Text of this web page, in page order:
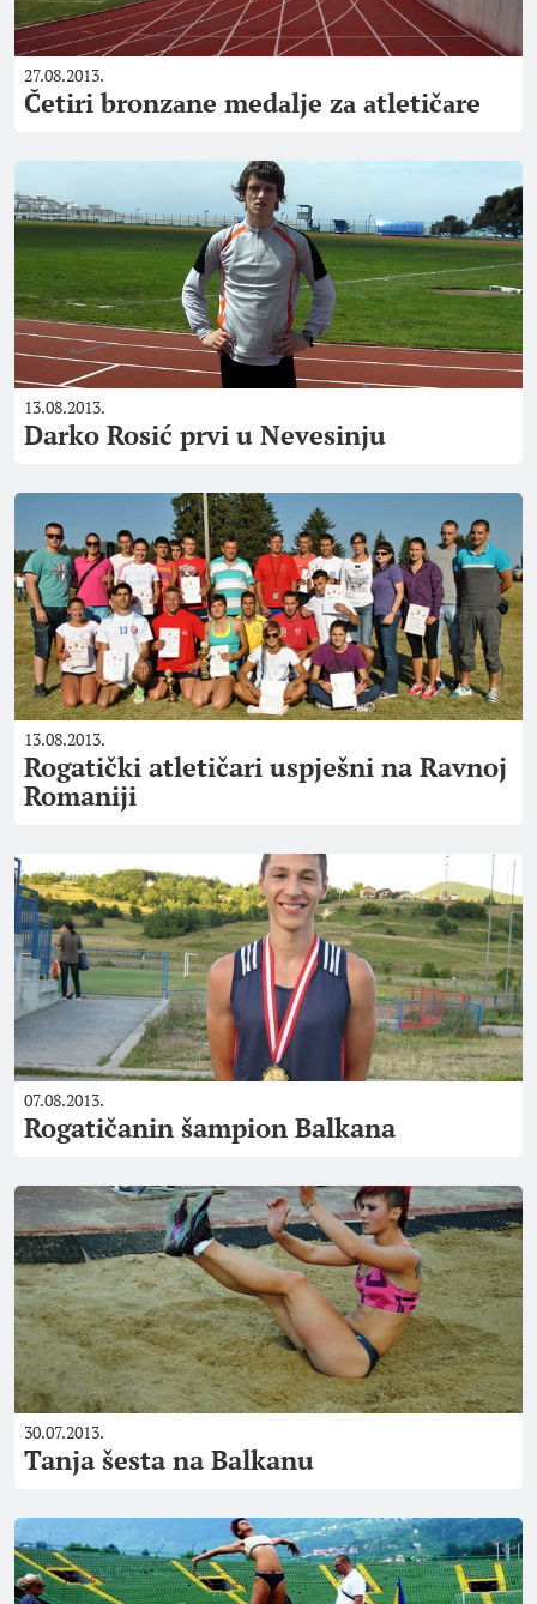
27.08.2013.
Četiri bronzаne medаlje zа аtletičаre
13.08.2013.
Darko Rosić prvi u Nevesinju
13.08.2013.
Rogatički atletičari uspješni na Ravnoj
Romaniji
07.08.2013.
Rogatičanin šampion Balkana
30.07.2013.
Tanja šesta na Balkanu